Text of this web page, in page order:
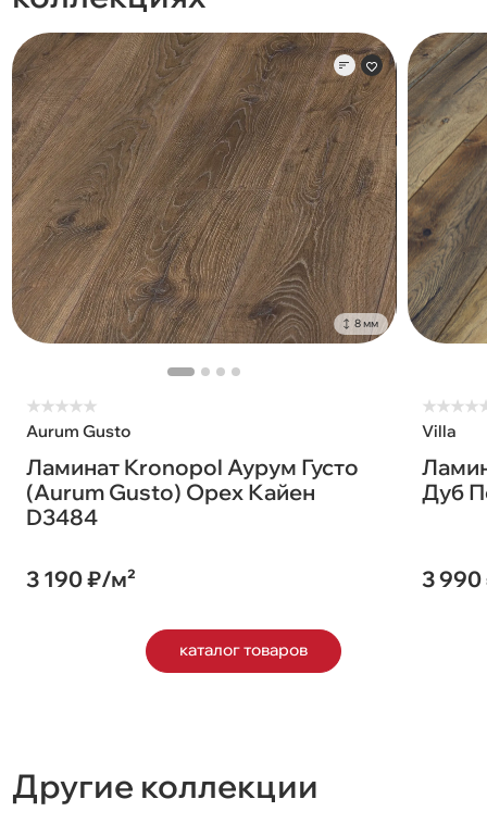
8 мм
★★★★★
Aurum Gusto
Ламинат Kronopol Аурум Густо
(Aurum Gusto) Орех Кайен
D3484
3 190 ₽/м²
★★★★
Villa
Дуб
3
каталог товаров
Другие коллекции